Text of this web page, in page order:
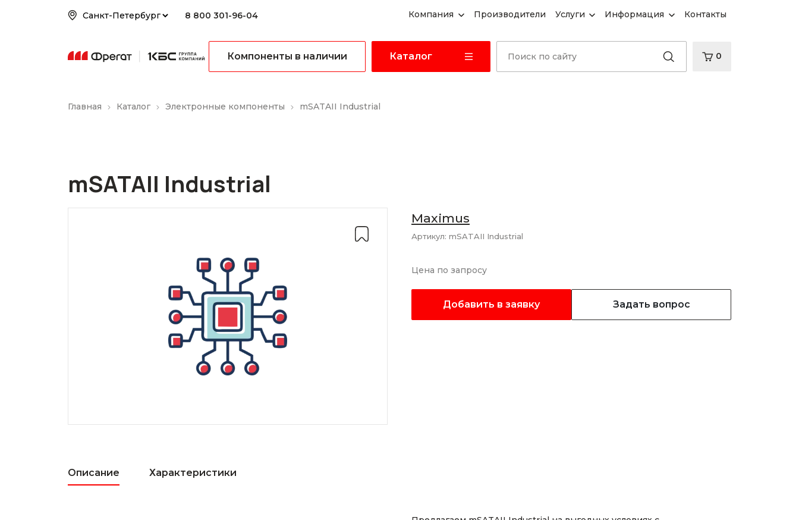
8 800 301-96-04 Компания Производители Услуги Информация Контакты
Компоненты в наличии Каталог 0
Главная Каталог Электронные компоненты mSATAII Industrial
mSATAII Industrial
Maximus
Артикул: mSATAII Industrial
Цена по запросу
Добавить в заявку Задать вопрос
Описание Характеристики